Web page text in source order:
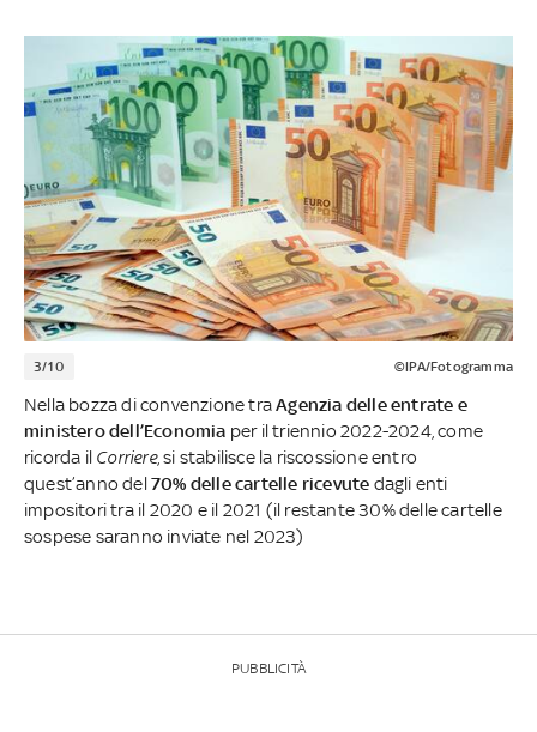
3/10 ©IPA/Fotogramma
Nella bozza di convenzione traAgenzia delle entrate e
ministero dell’Economia per il triennio 2022-2024, come
ricorda il Corriere, si stabilisce la riscossione entro
quest’anno del70% delle cartelle ricevute dagli enti
impositori tra il 2020 e il 2021 (il restante 30% delle cartelle
sospese saranno inviate nel 2023)
PUBBLICITÀ